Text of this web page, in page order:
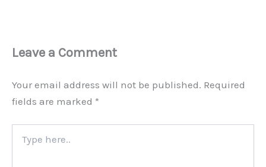
Leave a Comment
Your email address will not be published. Required
fields are marked *
here..